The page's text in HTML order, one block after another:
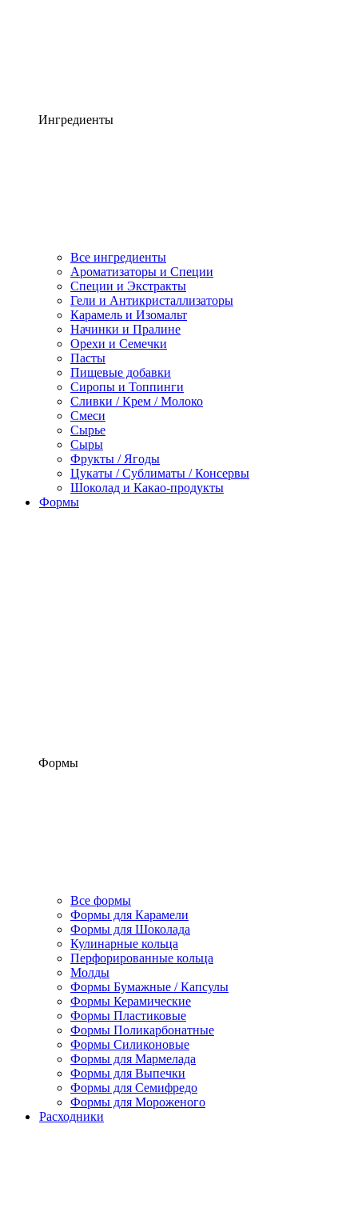
Ингредиенты
Все ингредиенты
Ароматизаторы и Специи
Специи и Экстракты
Гели и Антикристаллизаторы
Карамель и Изомальт
Начинки и Пралине
Орехи и Семечки
Пасты
Пищевые добавки
Сиропы и Топпинги
Сливки / Крем / Молоко
Смеси
Сырье
Сыры
Фрукты / Ягоды
Цукаты / Сублиматы / Консервы
Шоколад и Какао-продукты
Формы
Формы
Все формы
Формы для Карамели
Формы для Шоколада
Кулинарные кольца
Перфорированные кольца
Молды
Формы Бумажные / Капсулы
Формы Керамические
Формы Пластиковые
Формы Поликарбонатные
Формы Силиконовые
Формы для Мармелада
Формы для Выпечки
Формы для Семифредо
Формы для Мороженого
Расходники